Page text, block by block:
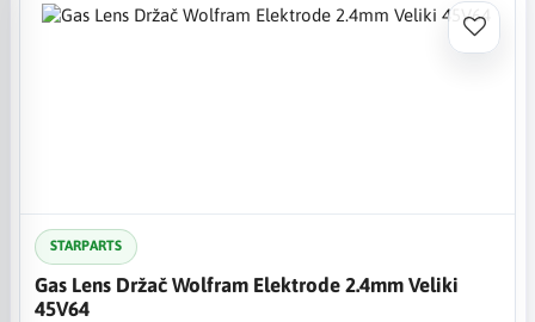
STARPARTS
Gas Lens Držač Wolfram Elektrode 2.4mm Veliki
45V64